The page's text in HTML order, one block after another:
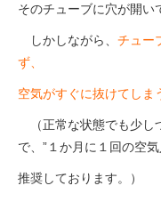
法人様
法人様向け割引
その他
そのチューブに穴が開い
しかしながら、 チュー
ず、
空気がすぐに抜けてしま
（正常な状態でも少し
で、”１か月に１回の空気
推奨しております。）